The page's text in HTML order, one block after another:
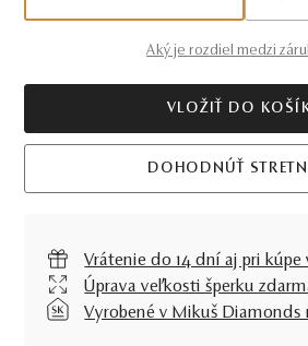
Aký je rozdiel medzi
VLOŽIŤ DO
DOHODNÚŤ
Vrátenie do 14 dní aj pri
Úprava veľkosti šperku
Vyrobené v Mikuš Diamonds